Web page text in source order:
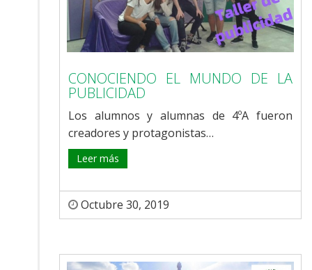
CONOCIENDO EL MUNDO DE LA
PUBLICIDAD
Los alumnos y alumnas de 4ºA fueron
creadores y protagonistas…
Leer más
Octubre 30, 2019